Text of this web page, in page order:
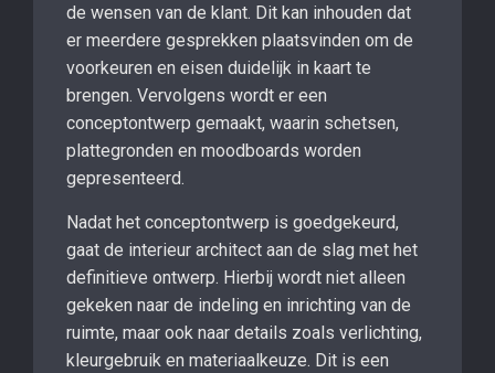
de wensen van de klant. Dit kan inhouden dat
er meerdere gesprekken plaatsvinden om de
voorkeuren en eisen duidelijk in kaart te
brengen. Vervolgens wordt er een
conceptontwerp gemaakt, waarin schetsen,
plattegronden en moodboards worden
gepresenteerd.
Nadat het conceptontwerp is goedgekeurd,
gaat de interieur architect aan de slag met het
definitieve ontwerp. Hierbij wordt niet alleen
gekeken naar de indeling en inrichting van de
ruimte, maar ook naar details zoals verlichting,
kleurgebruik en materiaalkeuze. Dit is een